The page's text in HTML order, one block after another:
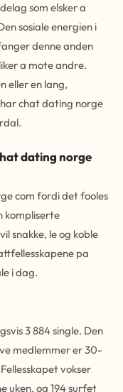
som elsker a
sosiale energien i
denne anden
a mote andre.
eller en lang,
chat dating norge
dating norge
com fordi det fooles
kompliserte
snakke, le og koble
pa
i dag.
3 884 single. Den
medlemmer er 30-
vokser
uken, og 194 surfet